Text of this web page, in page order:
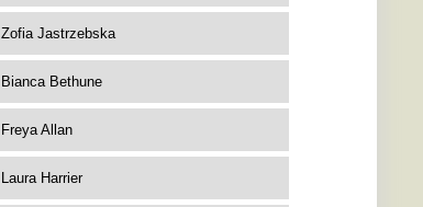
Zofia Jastrzebska
Bianca Bethune
Freya Allan
Laura Harrier